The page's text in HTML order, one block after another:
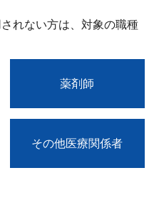
れない方は、対象の職種
薬剤師
その他医療関係者